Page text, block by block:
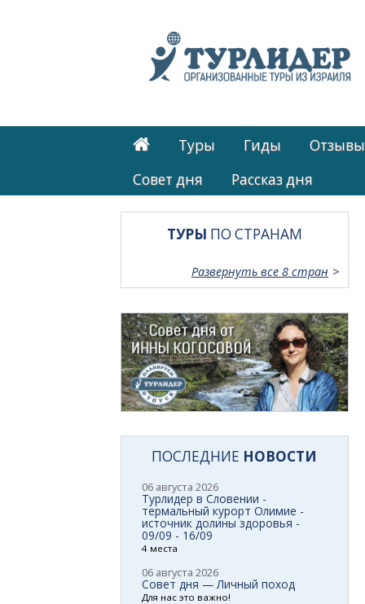
Туры Гиды
Cовет дня
Рассказ дня
ТУРЫ ПО СТРАНАМ
Развернуть все 8 стран
ПОСЛЕДНИЕ НОВОСТИ
06 августа 2026
Турлидер в Словении -
термальный курорт Олимие -
источник долины здоровья -
09/09 - 16/09
4 места
06 августа 2026
Совет дня — Личный поход
Для нас это важно!